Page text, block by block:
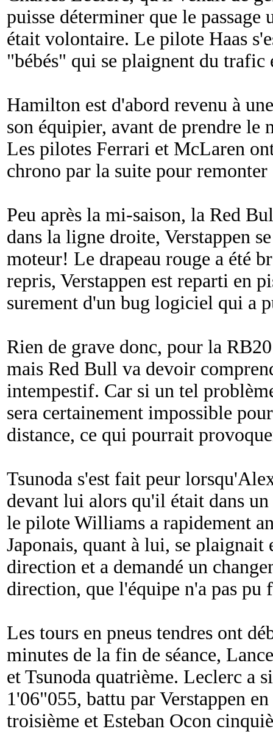
puisse déterminer que le passage
était volontaire. Le pilote Haas
"bébés" qui se plaignent du trafic
Hamilton est d'abord revenu à
son équipier, avant de prendre le
Les pilotes Ferrari et McLaren
chrono par la suite pour remonter
Peu après la mi-saison, la Red
dans la ligne droite, Verstappen
moteur! Le drapeau rouge a été
repris, Verstappen est reparti en
surement d'un bug logiciel qui a
Rien de grave donc, pour la
mais Red Bull va devoir
intempestif. Car si un tel
sera certainement impossible
distance, ce qui pourrait
Tsunoda s'est fait peur
devant lui alors qu'il était dans
le pilote Williams a rapidement
Japonais, quant à lui, se plaignait
direction et a demandé un
direction, que l'équipe n'a pas pu
Les tours en pneus tendres ont
minutes de la fin de séance,
et Tsunoda quatrième. Leclerc a
1'06"055, battu par Verstappen
troisième et Esteban Ocon